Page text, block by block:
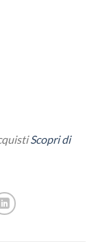
Scopri di